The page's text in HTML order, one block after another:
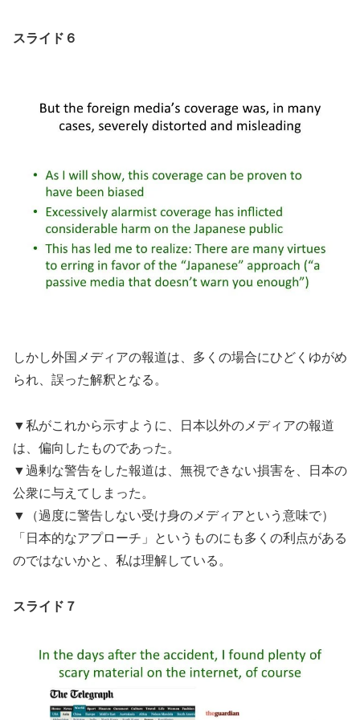
スライド６
しかし外国メディアの報道は、多くの場合にひどくゆがめ
られ、誤った解釈となる。
▼私がこれから示すように、日本以外のメディアの報道
は、偏向したものであった。
▼過剰な警告をした報道は、無視できない損害を、日本の
公衆に与えてしまった。
▼（過度に警告しない受け身のメディアという意味で）
「日本的なアプローチ」というものにも多くの利点がある
のではないかと、私は理解している。
スライド７